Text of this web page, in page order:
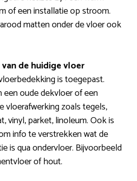
of een installatie op stroom.
matten onder de vloer ook
de huidige vloer
is toegepast.
een oude dekvloer of een
vloerafwerking zoals tegels,
vinyl, parket, linoleum. Ook is
info te verstrekken wat de
is qua ondervloer. Bijvoorbeeld
of hout.